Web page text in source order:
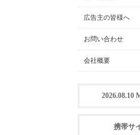
広告主の皆様へ
お問い合わせ
会社概要
2026.08.10
携帯サ